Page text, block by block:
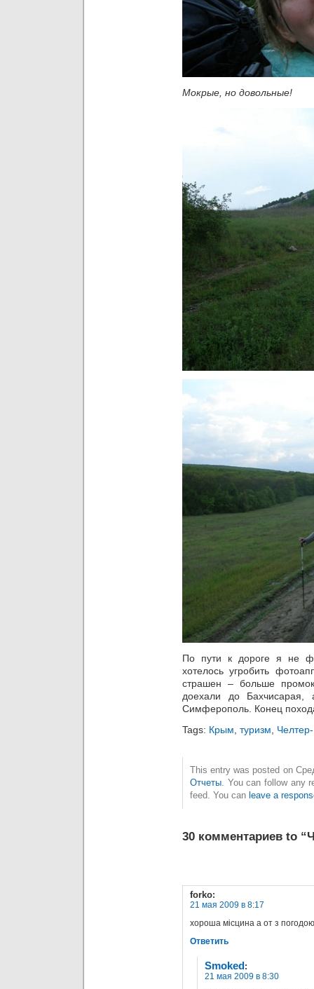
Мокрые, но довольные!
По пути к дороге я не
хотелось угробить
страшен – больше
доехали до
Симферополь. Конец
Tags: Крым, туризм,
This entry was posted on
Отчеты. You can follow any
feed. You can leave a
30 комментариев to
forko:
21 мая 2009 в 8:17
хороша місцина а от з
Ответить
Smoked :
21 мая 2009 в 8:30